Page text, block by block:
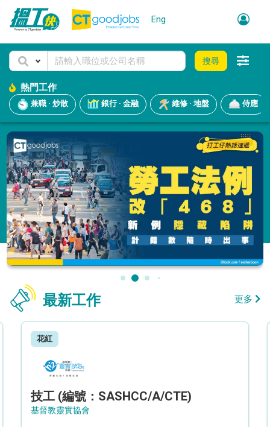
Eng
搜尋
熱門工作
兼職 · 炒散 銀行 · 金融 維修 · 地盤 侍應
最新工作 更多
花紅
技工 (編號：SASHCC/A/CTE)
基督教靈實協會